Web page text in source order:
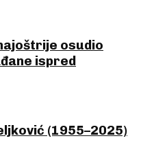
osudio
ispred
(1955–2025)